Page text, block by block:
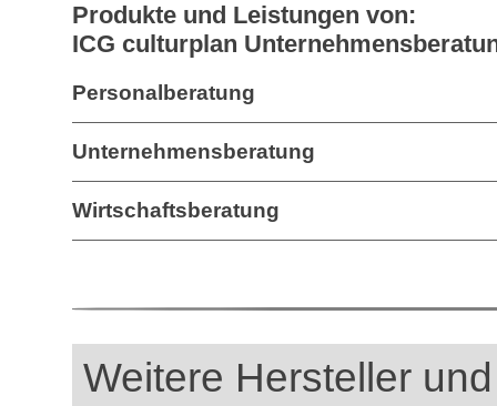
Produkte und Leistungen von:
ICG culturplan
Personalberatung
Unternehmensberatung
Wirtschaftsberatung
Weitere Hersteller